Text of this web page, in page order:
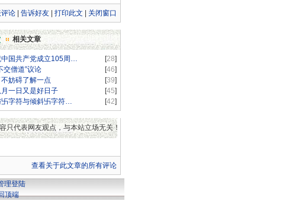
论 告诉好友 打印此文 关闭窗口
相关文章
中国共产党成立105周… [28]
交僧道”议论 [46]
妨碍了解一点 [39]
一日又是好日子 [45]
卐字符与倾斜卐字符… [42]
只代表网友观点，与本站立场无关！
查看关于此文章的所有评论
理登陆
顶端